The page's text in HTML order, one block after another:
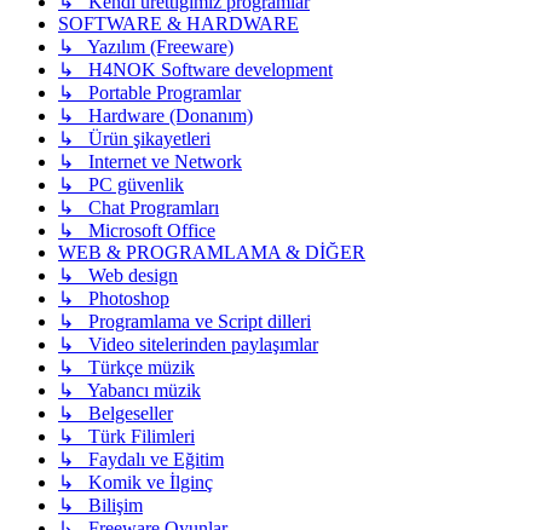
SOFTWARE & HARDWARE
↳ Yazılım (Freeware)
↳ H4NOK Software development
↳ Portable Programlar
↳ Hardware (Donanım)
↳ Ürün şikayetleri
↳ Internet ve Network
↳ PC güvenlik
↳ Chat Programları
↳ Microsoft Office
WEB & PROGRAMLAMA & DİĞER
↳ Web design
↳ Photoshop
↳ Programlama ve Script dilleri
↳ Video sitelerinden paylaşımlar
↳ Türkçe müzik
↳ Yabancı müzik
↳ Belgeseller
↳ Türk Filimleri
↳ Faydalı ve Eğitim
↳ Komik ve İlginç
↳ Bilişim